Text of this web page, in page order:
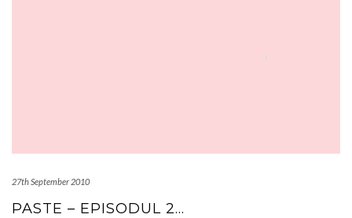
27th September 2010
PASTE – EPISODUL 2…